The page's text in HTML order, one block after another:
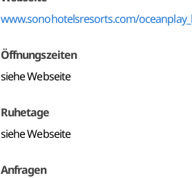
www.sonohotelsresorts.com/
Öffnungszeiten
siehe Webseite
Ruhetage
siehe Webseite
Anfragen